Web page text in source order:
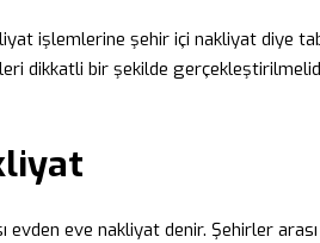
işlemlerine şehir içi nakliyat diye
dikkatli bir şekilde
evden eve nakliyat denir. Şehirler